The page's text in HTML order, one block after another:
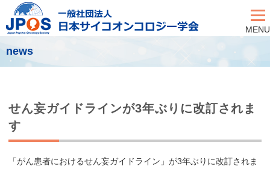
MENU
news
せん妄ガイドラインが3年ぶりに改訂されま
す
「がん患者におけるせん妄ガイドライン」が3年ぶりに改訂されま